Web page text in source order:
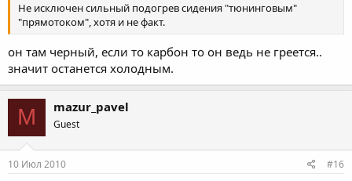
Не исключен сильный подогрев сидения "тюнинговым"
"прямотоком", хотя и не факт.
он там черный, если то карбон то он ведь не греется..
значит останется холодным.
M mazur_pavel
Guest
10 Июл 2010 #16